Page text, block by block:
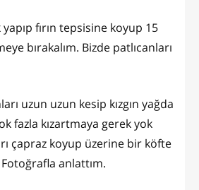
fırın tepsisine koyup 15
bırakalım. Bizde patlıcanları
uzun uzun kesip kızgın yağda
fazla kızartmaya gerek yok
çapraz koyup üzerine bir köfte
anlattım.